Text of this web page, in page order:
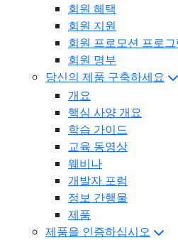
회원 혜택
회원 지원
회원 프로모션 프로그
회원 명부
당신의 제품 구축하세요
개요
핵심 사양 개요
학습 가이드
교육 동영상
웨비나
개발자 포럼
정보 간행물
제품
제품을 인증하십시오